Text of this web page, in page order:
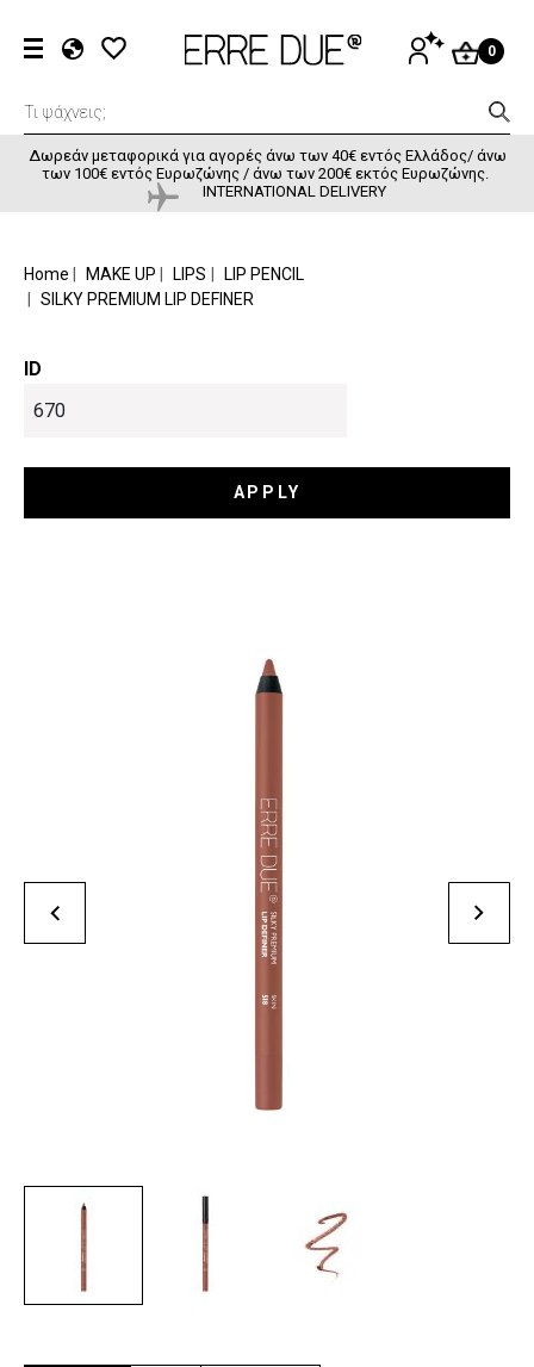
EN
FR
User
ΕΊΣΟΔΟΣ0
Δωρεάν μεταφορικά για αγορές άνω των 40€ εντός Ελλάδος/ άνω
των 100€ εντός Ευρωζώνης / άνω των 200€ εκτός Ευρωζώνης.
INTERNATIONAL DELIVERY
BREADCRUMB
Home MAKE UP LIPS
LIP PENCIL
SILKY PREMIUM LIP DEFINER
ID